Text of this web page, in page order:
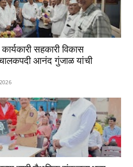
सहकारी विकास
आनंद गुंजाळ यांची